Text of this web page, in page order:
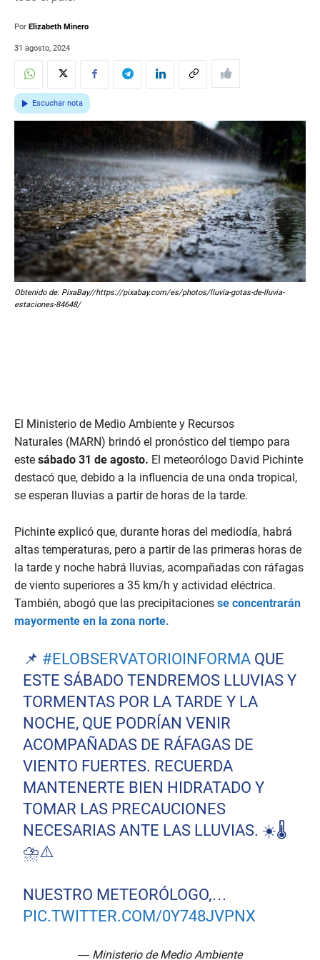
Por Elizabeth Minero
31 agosto, 2024
Escuchar nota
Obtenido de: PixaBay//https://pixabay.com/es/photos/lluvia-gotas-de-lluvia-
estaciones-84648/
El Ministerio de Medio Ambiente y Recursos
Naturales (MARN) brindó el pronóstico del tiempo para
este sábado 31 de agosto. El meteorólogo David Pichinte
destacó que, debido a la influencia de una onda tropical,
se esperan lluvias a partir de horas de la tarde.
Pichinte explicó que, durante horas del mediodía, habrá
altas temperaturas, pero a partir de las primeras horas de
la tarde y noche habrá lluvias, acompañadas con ráfagas
de viento superiores a 35 km/h y actividad eléctrica.
También, abogó que las precipitaciones se concentrarán
mayormente en la zona norte.
📌 #ELOBSERVATORIOINFORMA QUE
ESTE SÁBADO TENDREMOS LLUVIAS Y
TORMENTAS POR LA TARDE Y LA
NOCHE, QUE PODRÍAN VENIR
ACOMPAÑADAS DE RÁFAGAS DE
VIENTO FUERTES. RECUERDA
MANTENERTE BIEN HIDRATADO Y
TOMAR LAS PRECAUCIONES
NECESARIAS ANTE LAS LLUVIAS. ☀️🌡️
⛈️⚠️
NUESTRO METEORÓLOGO,…
PIC.TWITTER.COM/0Y748JVPNX
— Ministerio de Medio Ambiente